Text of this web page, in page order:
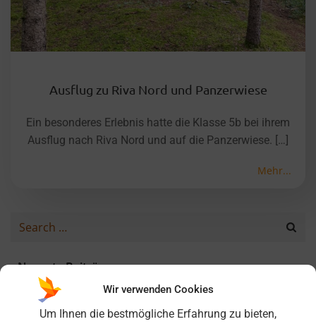
Wir verwenden Cookies
Um Ihnen die bestmögliche Erfahrung zu bieten,
Ausflug zu Riva Nord und Panzerwiese
Ein besonderes Erlebnis hatte die Klasse 5b bei ihrem
Ausflug nach Riva Nord und auf die Panzerwiese. […]
Mehr...
Search
Neueste Beiträge
Nordcup 25/26 am FC Bayern Campus – Titel erfolgreich
verteidigt!